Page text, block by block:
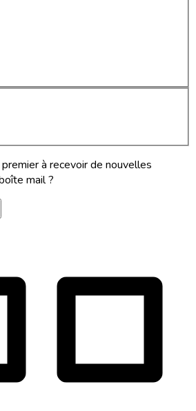
à recevoir de nouvelles
mail ?